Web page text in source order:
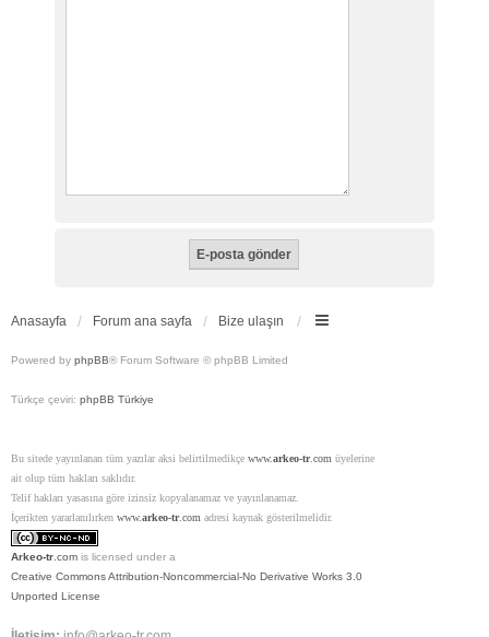
Anasayfa Forum ana sayfa Bize ulaşın
Powered by phpBB® Forum Software © phpBB Limited
Türkçe çeviri: phpBB Türkiye
Bu sitede yayınlanan tüm yazılar aksi belirtilmedikçe www.arkeo-tr.com üyelerine
ait olup tüm hakları saklıdır.
Telif hakları yasasına göre izinsiz kopyalanamaz ve yayınlanamaz.
İçerikten yararlanılırken www.arkeo-tr.com adresi kaynak gösterilmelidir.
Arkeo-tr .com is licensed under a
Creative Commons Attribution-Noncommercial-No Derivative Works 3.0
Unported License